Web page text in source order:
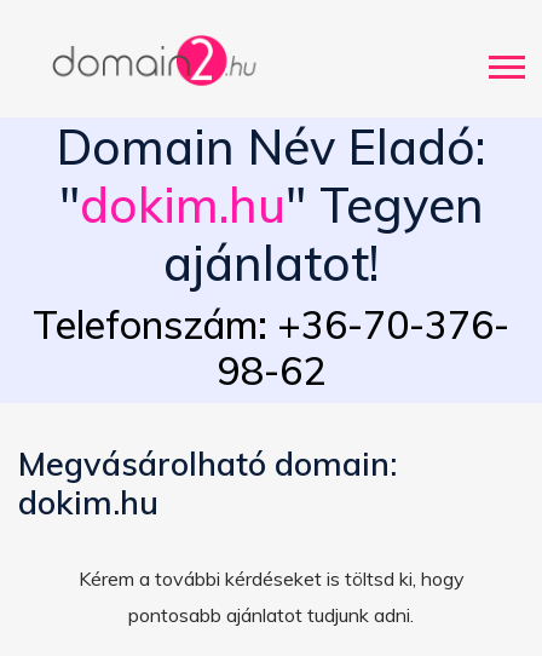
Domain Név Eladó:
"dokim.hu" Tegyen
ajánlatot!
Telefonszám: +36-70-376-
98-62
Megvásárolható domain:
dokim.hu
Kérem a további kérdéseket is töltsd ki, hogy
pontosabb ajánlatot tudjunk adni.